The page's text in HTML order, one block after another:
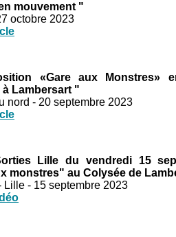
mouvement "
octobre 2023
«Gare aux Monstres»
à Lambersart "
nord - 20 septembre 2023
Lille du vendredi 15
monstres" au Colysée de
Lille - 15 septembre 2023